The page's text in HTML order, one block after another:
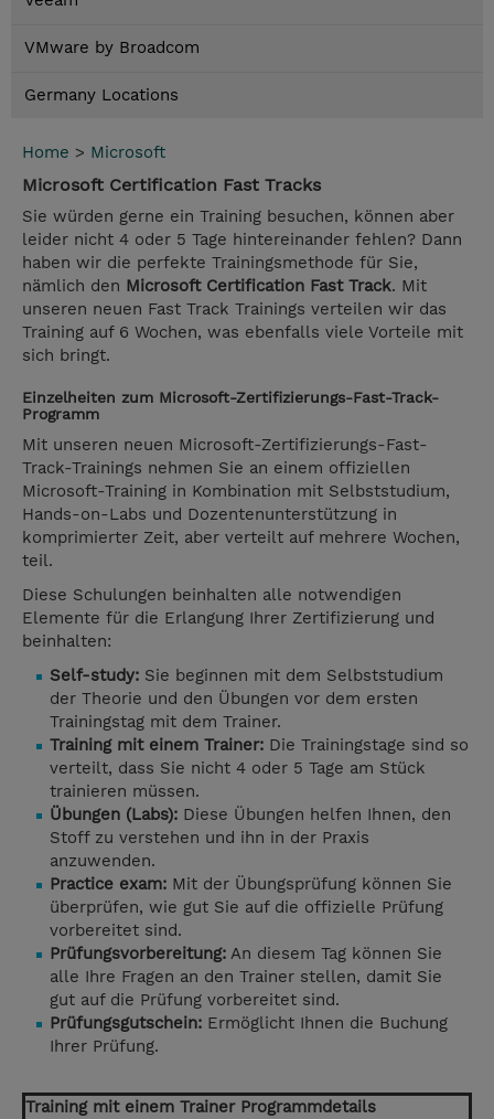
VMware by Broadcom
Germany Locations
Home > Microsoft
Microsoft Certification Fast Tracks
Sie würden gerne ein Training besuchen, können aber
leider nicht 4 oder 5 Tage hintereinander fehlen? Dann
haben wir die perfekte Trainingsmethode für Sie,
nämlich den Microsoft Certification Fast Track. Mit
unseren neuen Fast Track Trainings verteilen wir das
Training auf 6 Wochen, was ebenfalls viele Vorteile mit
sich bringt.
Einzelheiten zum Microsoft-Zertifizierungs-Fast-Track-
Programm
Mit unseren neuen Microsoft-Zertifizierungs-Fast-
Track-Trainings nehmen Sie an einem offiziellen
Microsoft-Training in Kombination mit Selbststudium,
Hands-on-Labs und Dozentenunterstützung in
komprimierter Zeit, aber verteilt auf mehrere Wochen,
teil.
Diese Schulungen beinhalten alle notwendigen
Elemente für die Erlangung Ihrer Zertifizierung und
beinhalten:
Self-study: Sie beginnen mit dem Selbststudium
der Theorie und den Übungen vor dem ersten
Trainingstag mit dem Trainer.
Training mit einem Trainer: Die Trainingstage sind so
verteilt, dass Sie nicht 4 oder 5 Tage am Stück
trainieren müssen.
Übungen (Labs): Diese Übungen helfen Ihnen, den
Stoff zu verstehen und ihn in der Praxis
anzuwenden.
Practice exam: Mit der Übungsprüfung können Sie
überprüfen, wie gut Sie auf die offizielle Prüfung
vorbereitet sind.
Prüfungsvorbereitung: An diesem Tag können Sie
alle Ihre Fragen an den Trainer stellen, damit Sie
gut auf die Prüfung vorbereitet sind.
Prüfungsgutschein: Ermöglicht Ihnen die Buchung
Ihrer Prüfung.
Training mit einem Trainer Programmdetails